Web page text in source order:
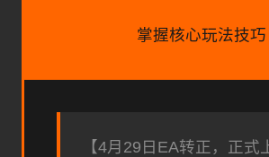
掌握核心玩法技巧
【4月29日EA转正，正式